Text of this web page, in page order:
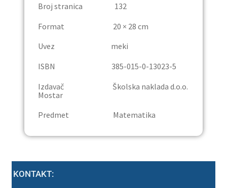
Deveti razred
Osmi razred
Broj stranica 132
Format 20 × 28 cm
Uvez meki
ISBN 385-015-0-13023-5
Izdavač Školska naklada d.o.o.
Mostar
Predmet Matematika
KONTAKT: